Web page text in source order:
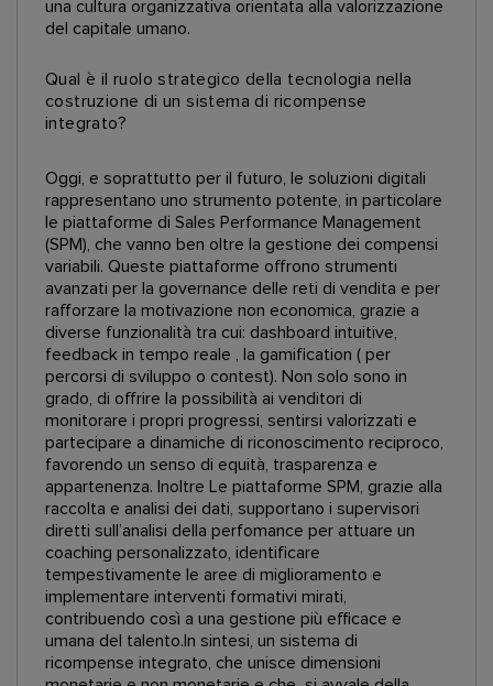
una cultura organizzativa orientata alla valorizzazione
del capitale umano.
Qual è il ruolo strategico della tecnologia nella
costruzione di un sistema di ricompense
integrato?
Oggi, e soprattutto per il futuro, le soluzioni digitali
rappresentano uno strumento potente, in particolare
le piattaforme di Sales Performance Management
(SPM), che vanno ben oltre la gestione dei compensi
variabili. Queste piattaforme offrono strumenti
avanzati per la governance delle reti di vendita e per
rafforzare la motivazione non economica, grazie a
diverse funzionalità tra cui: dashboard intuitive,
feedback in tempo reale , la gamification ( per
percorsi di sviluppo o contest). Non solo sono in
grado, di offrire la possibilità ai venditori di
monitorare i propri progressi, sentirsi valorizzati e
partecipare a dinamiche di riconoscimento reciproco,
favorendo un senso di equità, trasparenza e
appartenenza. Inoltre Le piattaforme SPM, grazie alla
raccolta e analisi dei dati, supportano i supervisori
diretti sull’analisi della perfomance per attuare un
coaching personalizzato, identificare
tempestivamente le aree di miglioramento e
implementare interventi formativi mirati,
contribuendo così a una gestione più efficace e
umana del talento.In sintesi, un sistema di
ricompense integrato, che unisce dimensioni